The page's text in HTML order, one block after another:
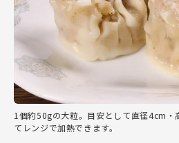
1個約50gの大粒。目安として直径4cm・
てレンジで加熱できます。